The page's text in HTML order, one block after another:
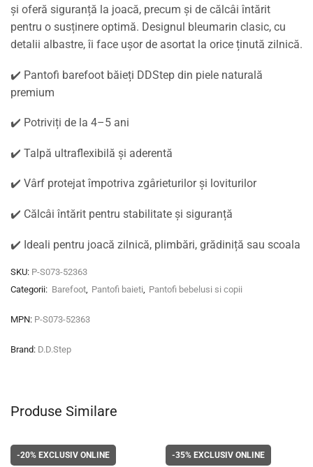
și oferă siguranță la joacă, precum și de călcâi întărit
pentru o susținere optimă. Designul bleumarin clasic, cu
detalii albastre, îi face ușor de asortat la orice ținută zilnică.
✔️ Pantofi barefoot băieți DDStep din piele naturală
premium
✔️ Potriviți de la 4–5 ani
✔️ Talpă ultraflexibilă și aderentă
✔️ Vârf protejat împotriva zgârieturilor și loviturilor
✔️ Călcâi întărit pentru stabilitate și siguranță
✔️ Ideali pentru joacă zilnică, plimbări, grădiniță sau scoala
SKU: P-S073-52363
Categorii: Barefoot, Pantofi baieti, Pantofi bebelusi si copii
MPN: P-S073-52363
Brand: D.D.Step
Produse Similare
-20% EXCLUSIV ONLINE -35%EXCLUSIV ONLINE